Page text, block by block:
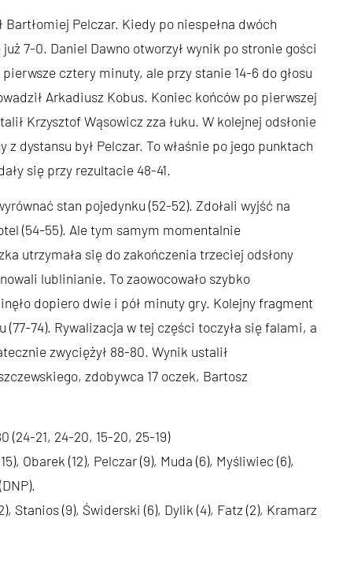
Pelczar. Kiedy po niespełna dwóch
7-0. Daniel Dawno otworzył wynik po stronie gości
cztery minuty, ale przy stanie 14-6 do głosu
Arkadiusz Kobus. Koniec końców po pierwszej
Krzysztof Wąsowicz zza łuku. W kolejnej odsłonie
dystansu był Pelczar. To właśnie po jego punktach
się przy rezultacie 48-41.
stan pojedynku (52-52). Zdołali wyjść na
(54-55). Ale tym samym momentalnie
utrzymała się do zakończenia trzeciej odsłony
lublinianie. To zaowocowało szybko
dopiero dwie i pół minuty gry. Kolejny fragment
(77-74). Rywalizacja w tej części toczyła się falami, a
zwyciężył 88-80. Wynik ustalił
zdobywca 17 oczek, Bartosz
(24-21, 24-20, 15-20, 25-19)
Obarek (12), Pelczar (9), Muda (6), Myśliwiec (6),
Stanios (9), Świderski (6), Dylik (4), Fatz (2), Kramarz